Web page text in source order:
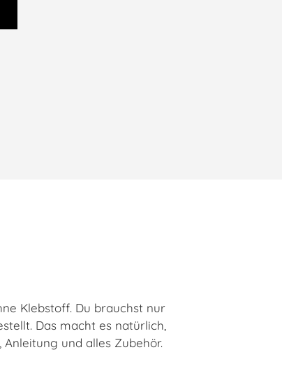
Klebstoff. Du brauchst nur
Das macht es natürlich,
Anleitung und alles Zubehör.